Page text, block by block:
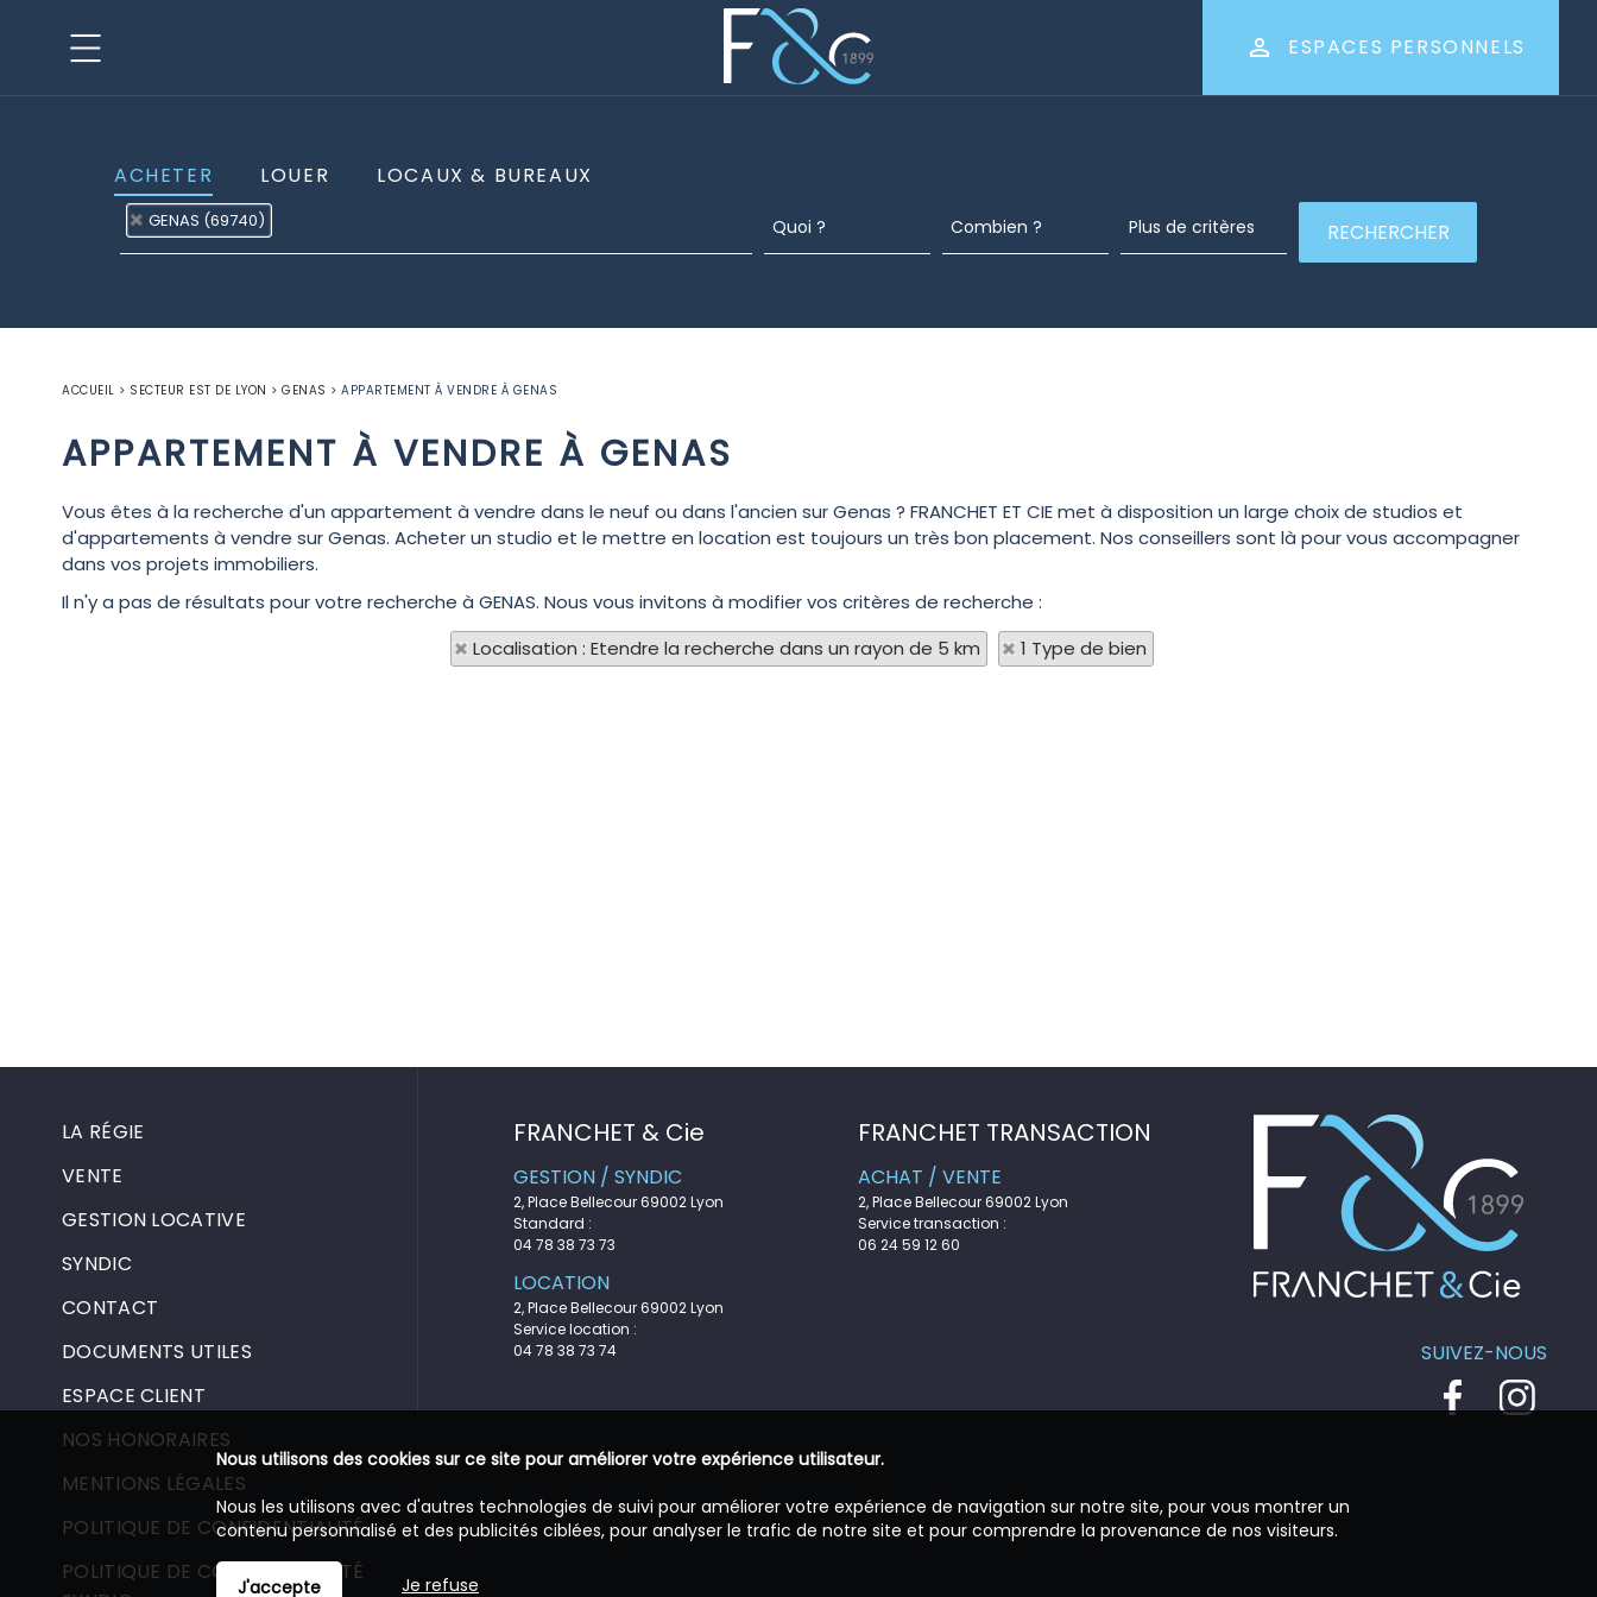
ESPACES PERSONNELS
ACHETER LOUER LOCAUX & BUREAUX
GENAS (69740)
ACCUEIL > SECTEUR EST DE LYON > GENAS > APPARTEMENT À VENDRE À GENAS
APPARTEMENT À VENDRE À GENAS
Vous êtes à la recherche d'un appartement à vendre dans le neuf ou dans l'ancien sur Genas ? FRANCHET ET CIE met à disposition un large choix de studios et
d'appartements à vendre sur Genas. Acheter un studio et le mettre en location est toujours un très bon placement. Nos conseillers sont là pour vous accompagner
dans vos projets immobiliers.
Il n'y a pas de résultats pour votre recherche à GENAS. Nous vous invitons à modifier vos critères de recherche :
Localisation : Etendre la recherche dans un rayon de 5 km
1 Type de bien
LA RÉGIE
VENTE
GESTION LOCATIVE
SYNDIC
CONTACT
DOCUMENTS UTILES
ESPACE CLIENT
NOS HONORAIRES
MENTIONS LÉGALES
POLITIQUE DE CONFIDENTIALITÉ
POLITIQUE DE CONFIDENTIALITÉ
FRANCHET & Cie
GESTION / SYNDIC
2, Place Bellecour 69002 Lyon
Standard :
04 78 38 73 73
LOCATION
2, Place Bellecour 69002 Lyon
Service location :
04 78 38 73 74
FRANCHET TRANSACTION
ACHAT / VENTE
2, Place Bellecour 69002 Lyon
Service transaction :
06 24 59 12 60
SUIVEZ-NOUS
Nous utilisons des cookies sur ce site pour améliorer votre expérience utilisateur.
Nous les utilisons avec d'autres technologies de suivi pour améliorer votre expérience de navigation sur notre site, pour vous montrer un
contenu personnalisé et des publicités ciblées, pour analyser le trafic de notre site et pour comprendre la provenance de nos visiteurs.
J'accepte Je refuse